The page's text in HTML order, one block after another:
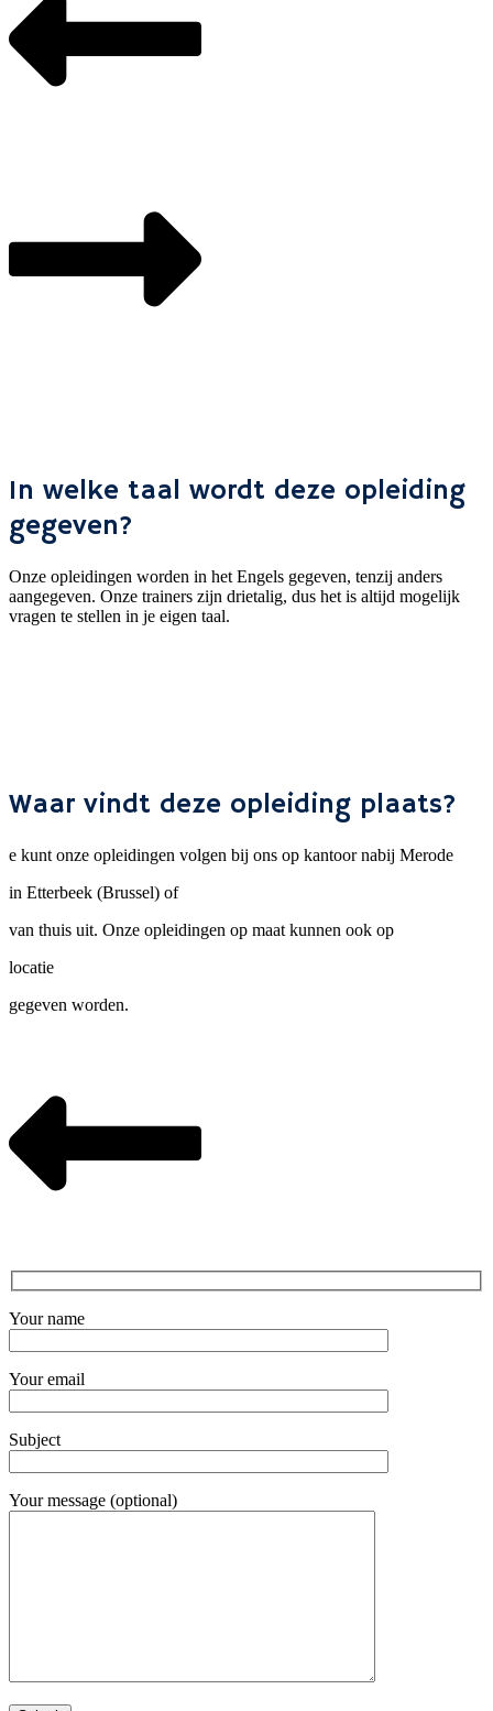
In welke taal wordt deze opleiding
gegeven?
Onze opleidingen worden in het Engels gegeven, tenzij anders
aangegeven. Onze trainers zijn drietalig, dus het is altijd mogelijk
vragen te stellen in je eigen taal.
Waar vindt deze opleiding plaats?
e kunt onze opleidingen volgen bij ons op kantoor nabij Merode
in Etterbeek (Brussel) of
van thuis uit. Onze opleidingen op maat kunnen ook op
locatie
gegeven worden.
Your name
Your email
Subject
Your message (optional)